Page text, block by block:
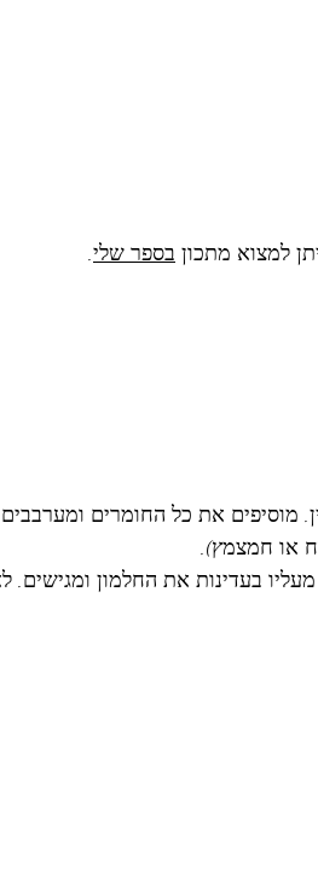
בספר שלי.
מוסיפים את כל החומרים
או חמצמץ).
בעדינות את החלמון ומגישים.